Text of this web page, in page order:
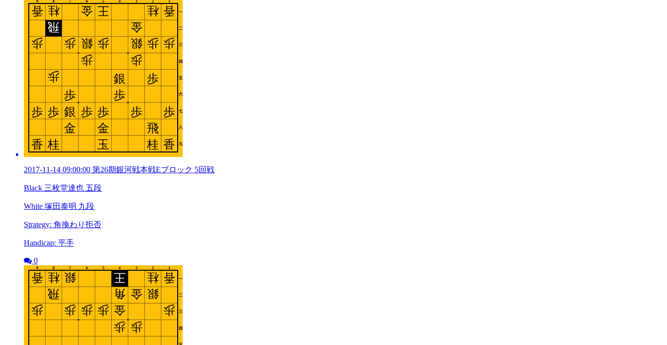
2017-11-14 09:00:00 第26期銀河戦本戦Eブロック 5回戦
Black 三枚堂達也 五段
White 塚田泰明 九段
Strategy: 角換わり拒否
Handicap: 平手
0